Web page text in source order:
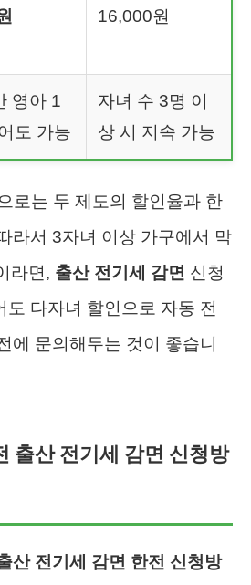
16,000원
영아 1
도 가능
자녀 수 3명 이
상 시 지속 가능
로는 두 제도의 할인율과 한
라서 3자녀 이상 가구에서 막
라면, 출산 전기세 감면 신청
도 다자녀 할인으로 자동 전
에 문의해두는 것이 좋습니
출산 전기세 감면 신청방
산 전기세 감면 한전 신청방